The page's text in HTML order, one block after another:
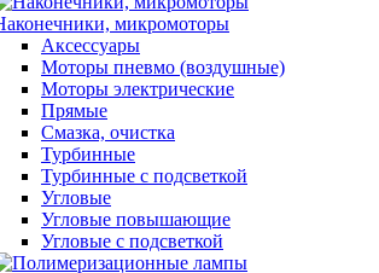
микромоторы
Аксессуары
Моторы пневмо (воздушные)
Моторы электрические
Прямые
Смазка, очистка
Турбинные
Турбинные с подсветкой
Угловые
Угловые повышающие
Угловые с подсветкой